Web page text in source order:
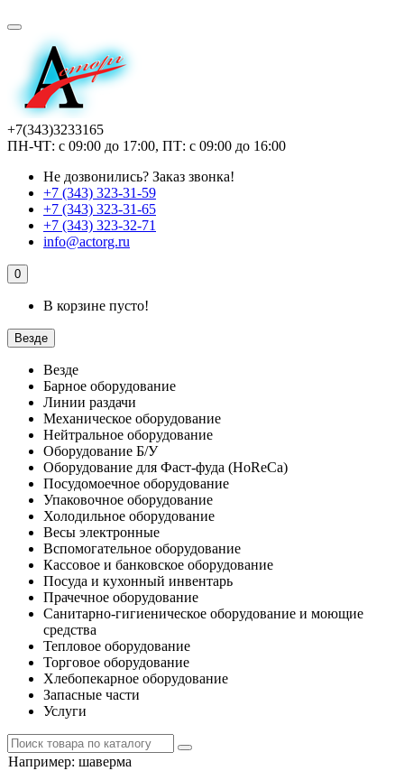
+7(343)3233165
ПН-ЧТ: с 09:00 до 17:00, ПТ: с 09:00 до 16:00
Не дозвонились? Заказ звонка!
+7 (343) 323-31-59
+7 (343) 323-31-65
+7 (343) 323-32-71
info@actorg.ru
0
В корзине пусто!
Везде
Везде
Барное оборудование
Линии раздачи
Механическое оборудование
Нейтральное оборудование
Оборудование Б/У
Оборудование для Фаст-фуда (HoReCa)
Посудомоечное оборудование
Упаковочное оборудование
Холодильное оборудование
Весы электронные
Вспомогательное оборудование
Кассовое и банковское оборудование
Посуда и кухонный инвентарь
Прачечное оборудование
Санитарно-гигиеническое оборудование и моющие
средства
Тепловое оборудование
Торговое оборудование
Хлебопекарное оборудование
Запасные части
Услуги
Например: шаверма